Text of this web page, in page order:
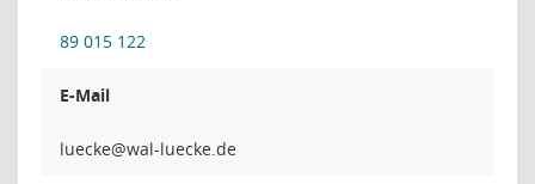
89 015 122
E-Mail
ekc